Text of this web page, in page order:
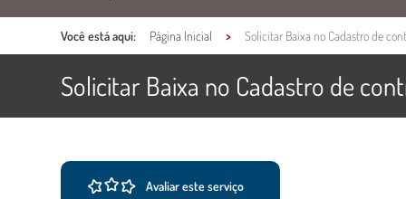
Você está aqui: Página Inicial Solicitar Baixa no Cadastro de
Solicitar Baixa no Cadastro de
Conteúdo Principal
Ações e informações do
Avaliar este serviço